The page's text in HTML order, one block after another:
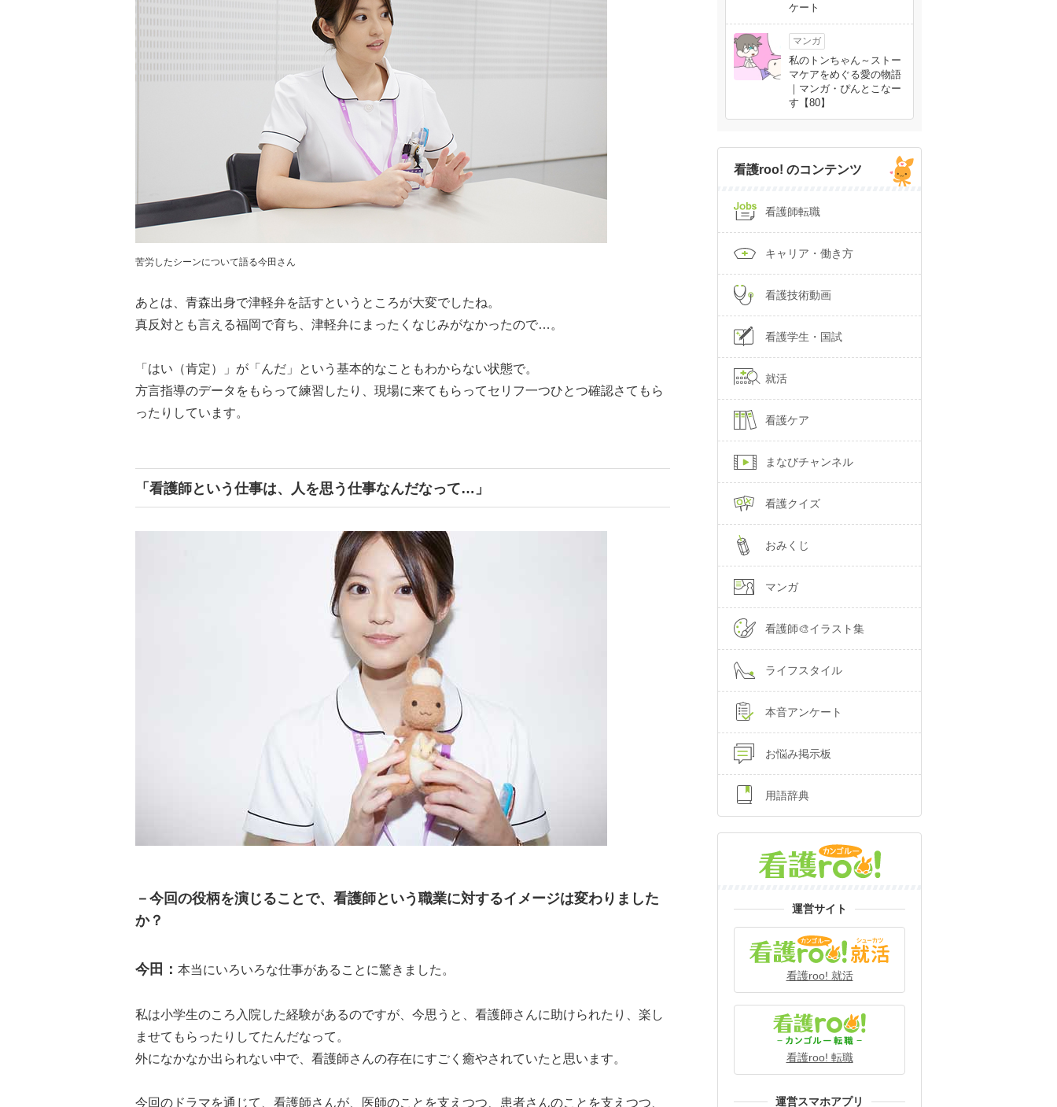
苦労したシーンについて語る今田さん
あとは、青森出身で津軽弁を話すというところが大変でしたね。
真反対とも言える福岡で育ち、津軽弁にまったくなじみがなかったので…。
「はい（肯定）」が「んだ」という基本的なこともわからない状態で。
方言指導のデータをもらって練習したり、現場に来てもらってセリフ一つひとつ確認さてもら
ったりしています。
「看護師という仕事は、人を思う仕事なんだなって…」
－今回の役柄を演じることで、看護師という職業に対するイメージは変わりました
か？
今田： 本当にいろいろな仕事があることに驚きました。
私は小学生のころ入院した経験があるのですが、今思うと、看護師さんに助けられたり、楽し
ませてもらったりしてたんだなって。
外になかなか出られない中で、看護師さんの存在にすごく癒やされていたと思います。
今回のドラマを通じて、看護師さんが、医師のことを支えつつ、患者さんのことを支えつつ、
ケート
マンガ
私のトンちゃん～ストー
マケアをめぐる愛の物語
｜マンガ・ぴんとこなー
す【80】
看護roo! のコンテンツ
看護師転職
キャリア・働き方
看護技術動画
看護学生・国試
就活
看護ケア
まなびチャンネル
看護クイズ
おみくじ
マンガ
看護師🎨イラスト集
ライフスタイル
本音アンケート
お悩み掲示板
用語辞典
運営サイト
看護roo! 就活
看護roo! 転職
運営スマホアプリ